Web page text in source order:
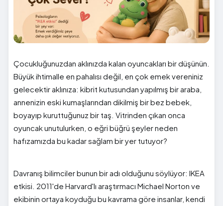
Çocukluğunuzdan aklınızda kalan oyuncakları bir düşünün.
Büyük ihtimalle en pahalısı değil, en çok emek vereniniz
gelecektir aklınıza: kibrit kutusundan yapılmış bir araba,
annenizin eski kumaşlarından dikilmiş bir bez bebek,
boyayıp kuruttuğunuz bir taş. Vitrinden çıkan onca
oyuncak unutulurken, o eğri büğrü şeyler neden
hafızamızda bu kadar sağlam bir yer tutuyor?
Davranış bilimciler bunun bir adı olduğunu söylüyor: IKEA
etkisi. 2011'de Harvard'lı araştırmacı Michael Norton ve
ekibinin ortaya koyduğu bu kavrama göre insanlar, kendi